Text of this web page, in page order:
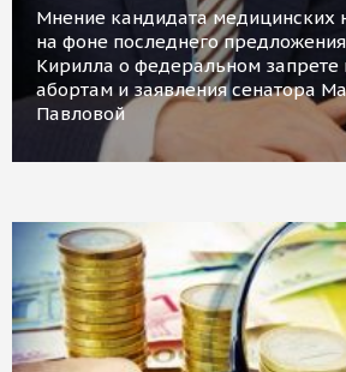
Мнение кандидата медицинских
на фоне последнего
Кирилла о федеральном запрете
абортам и заявления сенатора
Павловой